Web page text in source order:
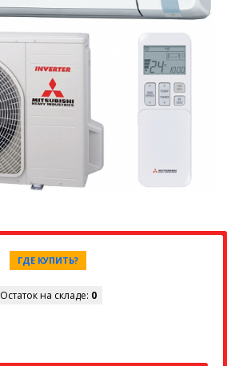
ГДЕ КУПИТЬ?
Остаток на складе: 0